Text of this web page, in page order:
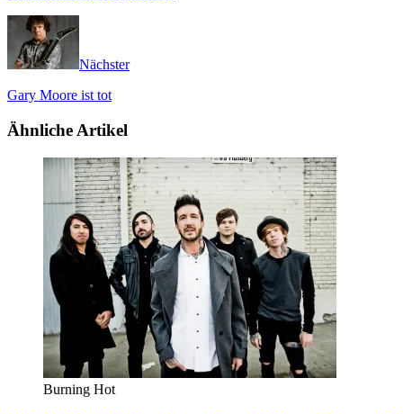
Nächster
Gary Moore ist tot
Ähnliche Artikel
Burning Hot